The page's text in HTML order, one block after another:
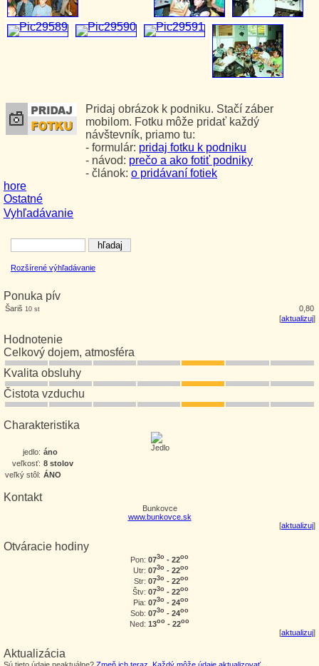
Vyhľadávanie
Rozšírené výhľadávanie
Ponuka pív
Šariš 10 st
0,80
[aktualizuj]
Hodnotenie
Celkový dojem, atmosféra
Kvalita obsluhy
Čistota vzduchu
Charakteristika
jedlo: áno
veľkosť: 8 stolov
veľký stôl: ÁNO
Kontakt
Bunkovce
www.bunkovce.sk
[aktualizuj]
Otváracie hodiny
Pon: 073o - 22oo
Utr: 073o - 22oo
Str: 073o - 22oo
Štv: 073o - 22oo
Pia: 073o - 24oo
Sob: 073o - 24oo
Ned: 13oo - 22oo
[aktualizuj]
Aktualizácia
Pridaj obrázok k podniku. Stačí záber
mobilom. Fotku môže pridať každý
návštevník, priamo tu:
- formulár: pridaj fotku k podniku
- návod: prečo a ako fotiť podniky
- článok: o pridávaní fotiek
hore
Ostatné